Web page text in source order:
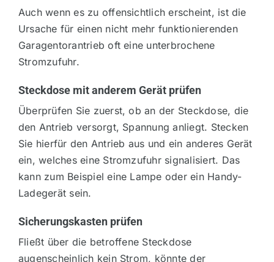
Auch wenn es zu offensichtlich erscheint, ist die
Ursache für einen nicht mehr funktionierenden
Garagentorantrieb oft eine unterbrochene
Stromzufuhr.
Steckdose mit anderem Gerät prüfen
Überprüfen Sie zuerst, ob an der Steckdose, die
den Antrieb versorgt, Spannung anliegt. Stecken
Sie hierfür den Antrieb aus und ein anderes Gerät
ein, welches eine Stromzufuhr signalisiert. Das
kann zum Beispiel eine Lampe oder ein Handy-
Ladegerät sein.
Sicherungskasten prüfen
Fließt über die betroffene Steckdose
augenscheinlich kein Strom, könnte der